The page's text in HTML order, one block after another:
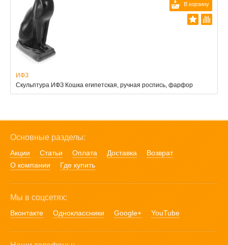
В корзину
ИФЗ
Скульптура ИФЗ Кошка египетская, ручная роспись, фарфор
Основные разделы:
Акции Статьи Оплата Доставка
Возврат
О компании
Где купить
Мы в соцсетях:
Вконтакте Одноклассники Google+ YouTube